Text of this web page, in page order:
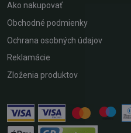
Ako nakupovať
Obchodné podmienky
Ochrana osobných údajov
Reklamácie
Zloženia produktov